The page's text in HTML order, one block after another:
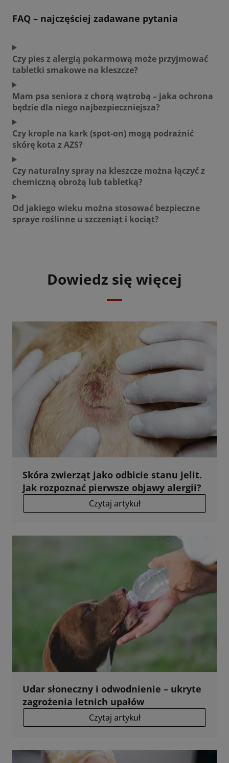
FAQ – najczęściej zadawane pytania
Czy pies z alergią pokarmową może przyjmować
tabletki smakowe na kleszcze?
Mam psa seniora z chorą wątrobą – jaka ochrona
będzie dla niego najbezpieczniejsza?
Czy krople na kark (spot-on) mogą podrażnić
skórę kota z AZS?
Czy naturalny spray na kleszcze można łączyć z
chemiczną obrożą lub tabletką?
Od jakiego wieku można stosować bezpieczne
spraye roślinne u szczeniąt i kociąt?
Dowiedz się więcej
Skóra zwierząt jako odbicie stanu jelit.
Jak rozpoznać pierwsze objawy alergii?
Czytaj artykuł
Udar słoneczny i odwodnienie – ukryte
zagrożenia letnich upałów
Czytaj artykuł